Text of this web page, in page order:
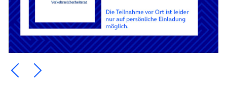
Ein Element zurück blättern
Ein Element weiter blättern